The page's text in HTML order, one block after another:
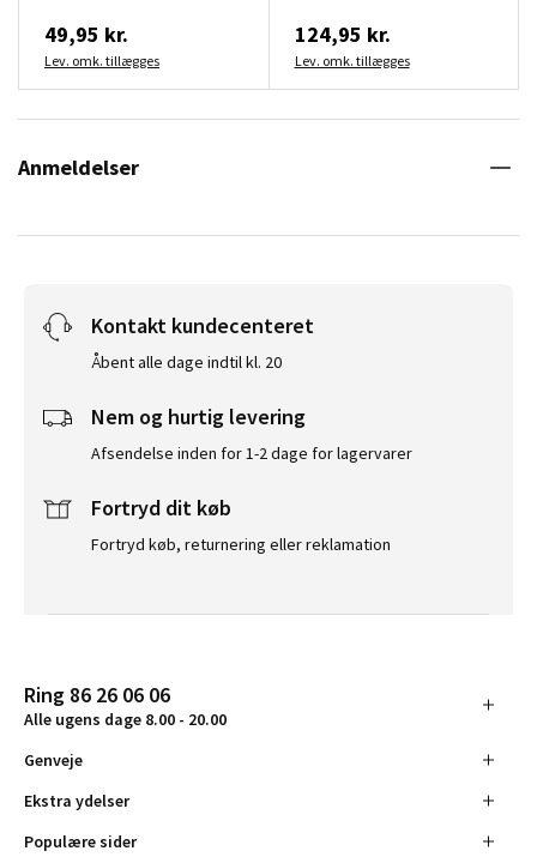
49,95 kr.
Lev. omk. tillægges
124,95 kr.
Lev. omk. tillægges
Anmeldelser
Kontakt kundecenteret
Åbent alle dage indtil kl. 20
Nem og hurtig levering
Afsendelse inden for 1-2 dage for lagervarer
Fortryd dit køb
Fortryd køb, returnering eller reklamation
Ring 86 26 06 06
Alle ugens dage 8.00 - 20.00
Genveje
Ekstra ydelser
Populære sider